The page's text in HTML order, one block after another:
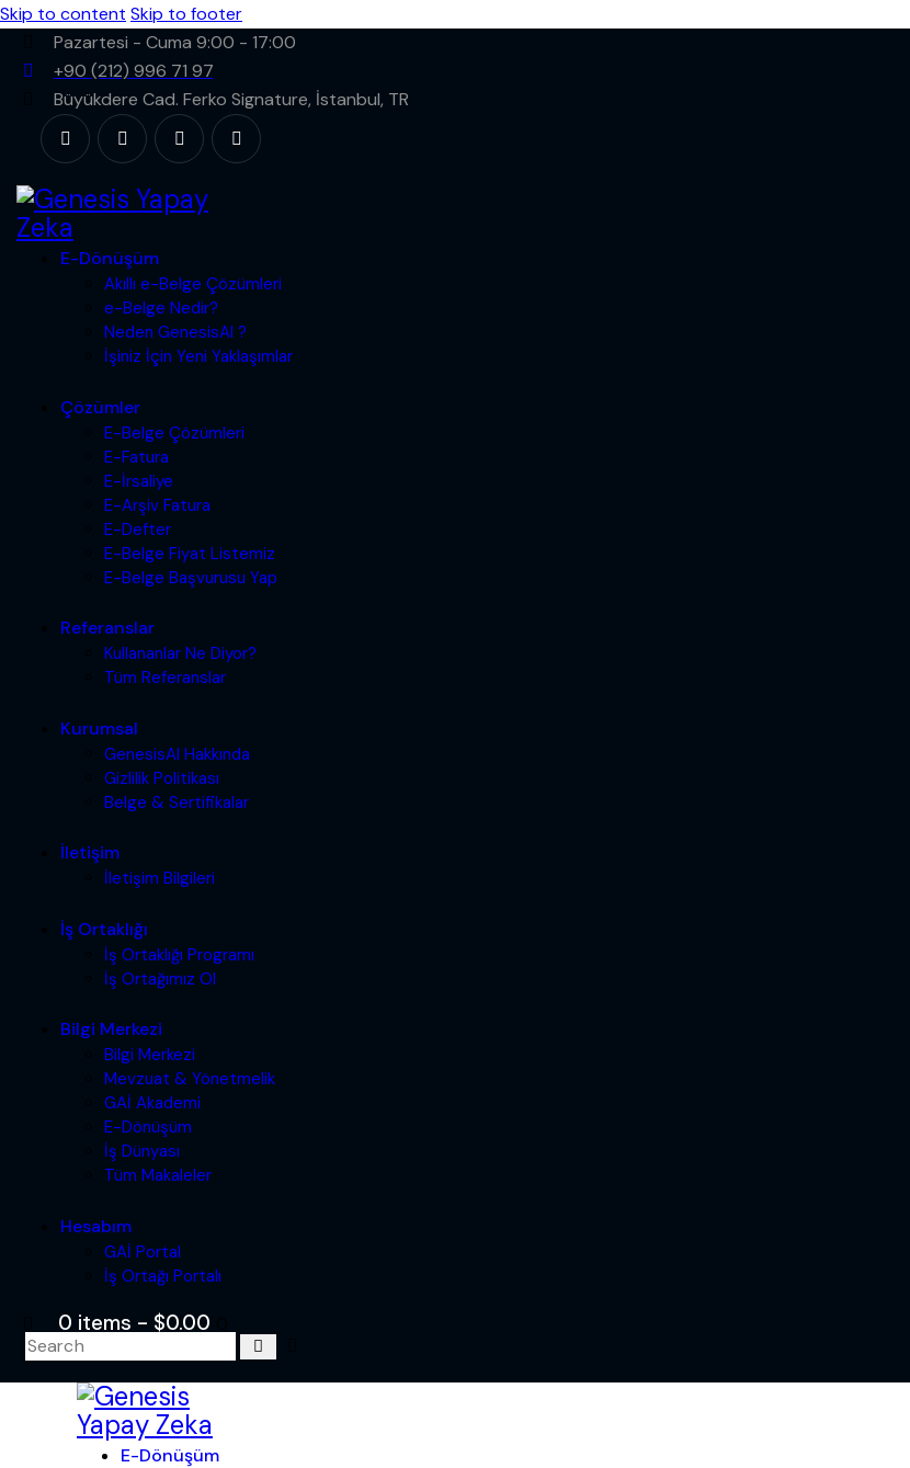
Skip to content Skip to footer
Pazartesi - Cuma 9:00 - 17:00
+90 (212) 996 71 97
Büyükdere Cad. Ferko Signature, İstanbul, TR
E-Dönüşüm
Akıllı e-Belge Çözümleri
e-Belge Nedir?
Neden GenesisAI ?
İşiniz İçin Yeni Yaklaşımlar
Çözümler
E-Belge Çözümleri
E-Fatura
E-İrsaliye
E-Arşiv Fatura
E-Defter
E-Belge Fiyat Listemiz
E-Belge Başvurusu Yap
Referanslar
Kullananlar Ne Diyor?
Tüm Referanslar
Kurumsal
GenesisAI Hakkında
Gizlilik Politikası
Belge & Sertifikalar
İletişim
İletişim Bilgileri
İş Ortaklığı
İş Ortaklığı Programı
İş Ortağımız Ol
Bilgi Merkezi
Bilgi Merkezi
Mevzuat & Yönetmelik
GAİ Akademi
E-Dönüşüm
İş Dünyası
Tüm Makaleler
Hesabım
GAİ Portal
İş Ortağı Portalı
0 items - $0.00
E-Dönüşüm